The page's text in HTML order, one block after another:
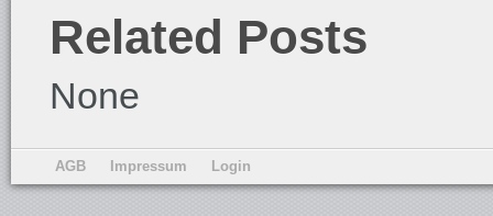
Related Posts
None
AGB Impressum Login